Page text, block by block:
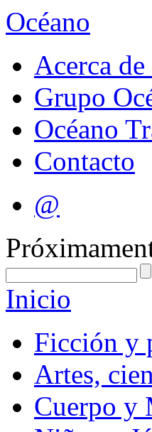
Océano
Acerca de
Grupo
Océano
Contacto
@
Inicio
Ficción y
Artes,
Cuerpo y